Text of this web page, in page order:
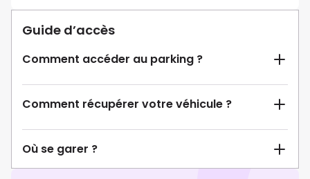
Guide d’accès
Comment accéder au parking ?
Comment récupérer votre véhicule ?
Où se garer ?